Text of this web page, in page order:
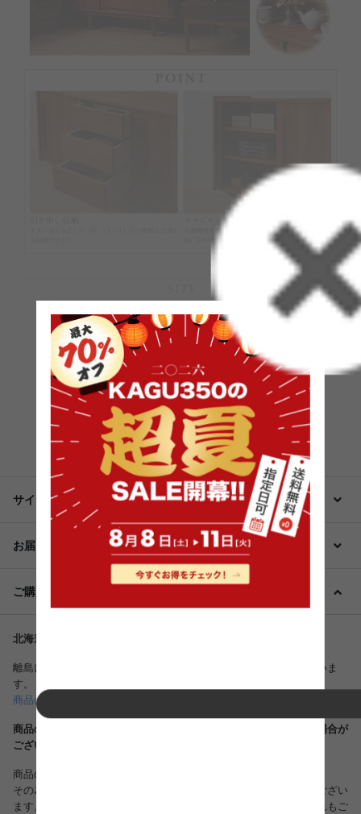
もっと見る
サイズ・仕様・備考
お届け・配送
ご購入前に必ずご確認ください
北海道・沖縄・離島は別途配送料が発生する場合がございます。
離島につきましては、さらに別途中継配送料がかかる場合がございま
す。
商品の送料、配送について詳しくはこちら
商品のデザインは、品質に差し支えない程度に予告なく変更する場合が
ございます。
商品の仕様は随時改善されております。
その為、入荷時により多少のデザイン変更が行われている場合がござい
ます。リピート注文等で同様の商品をご希望される方は、くれぐれもご